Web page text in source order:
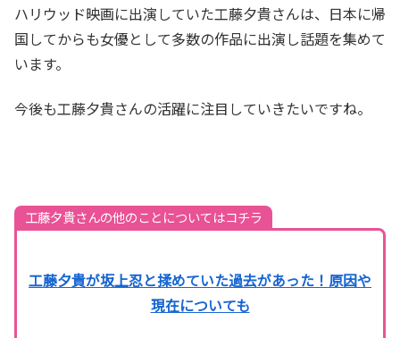
ハリウッド映画に出演していた工藤夕貴さんは、日本に帰
国してからも女優として多数の作品に出演し話題を集めて
います。
今後も工藤夕貴さんの活躍に注目していきたいですね。
工藤夕貴さんの他のことについてはコチラ
工藤夕貴が坂上忍と揉めていた過去があった！原因や
現在についても